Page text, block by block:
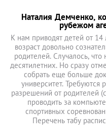
Наталия Демченко,
рубежом
К нам приводят детей от
возраст довольно
родителей. Случалось,
десятилетних. Но сразу
собрать еще больше
университет. Требуются
разрешений от родителей
проводить за
спортивных
Перечень табу